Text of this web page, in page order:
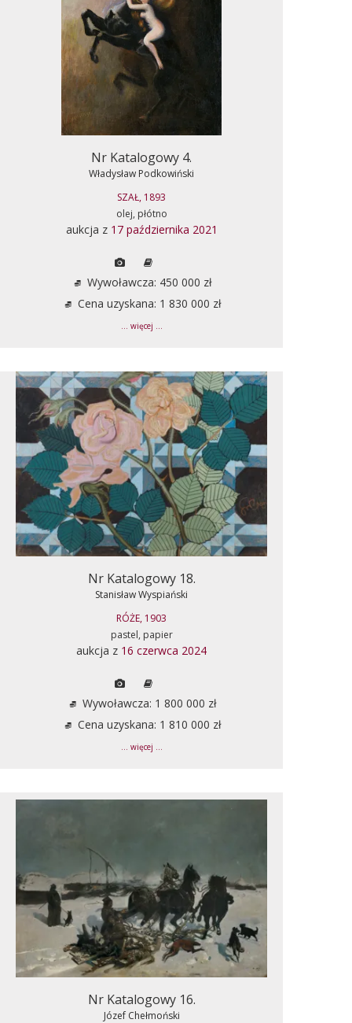
Nr Katalogowy 4.
Władysław Podkowiński
SZAŁ, 1893
olej, płótno
aukcja z 17 października 2021
Wywoławcza: 450 000 zł
Cena uzyskana: 1 830 000 zł
... więcej ...
Nr Katalogowy 18.
Stanisław Wyspiański
RÓŻE, 1903
pastel, papier
aukcja z 16 czerwca 2024
Wywoławcza: 1 800 000 zł
Cena uzyskana: 1 810 000 zł
... więcej ...
Nr Katalogowy 16.
Józef Chełmoński